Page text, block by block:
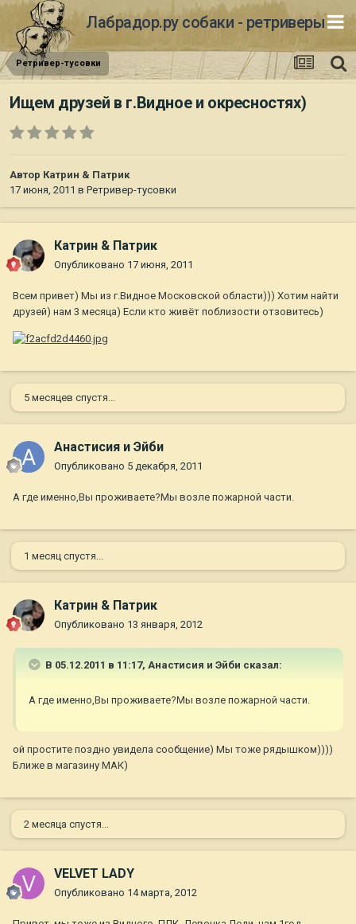
Лабрадор.ру собаки - ретриверы
Ретривер-тусовки
Ищем друзей в г.Видное и окресностях)
Автор Катрин & Патрик
17 июня, 2011 в Ретривер-тусовки
Катрин & Патрик
Опубликовано 17 июня, 2011
Всем привет) Мы из г.Видное Московской области))) Хотим найти
друзей) нам 3 месяца) Если кто живёт поблизости отзовитесь)
5 месяцев спустя...
Анастисия и Эйби
Опубликовано 5 декабря, 2011
А где именно,Вы проживаете?Мы возле пожарной части.
1 месяц спустя...
Катрин & Патрик
Опубликовано 13 января, 2012
В 05.12.2011 в 11:17, Анастисия и Эйби сказал:
А где именно,Вы проживаете?Мы возле пожарной части.
ой простите поздно увидела сообщение) Мы тоже рядышком))))
Ближе в магазину МАК)
2 месяца спустя...
VELVET LADY
Опубликовано 14 марта, 2012